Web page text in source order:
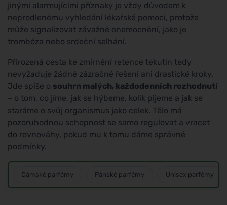
jinými alarmujícími příznaky je vždy důvodem k
neprodlenému vyhledání lékařské pomoci, protože
může signalizovat závažné onemocnění, jako je
trombóza nebo srdeční selhání.
Přirozená cesta ke zmírnění retence tekutin tedy
nevyžaduje žádné zázračné řešení ani drastické kroky.
Jde spíše o souhrn malých, každodenních rozhodnutí
– o tom, co jíme, jak se hýbeme, kolik pijeme a jak se
staráme o svůj organismus jako celek. Tělo má
pozoruhodnou schopnost se samo regulovat a vracet
do rovnováhy, pokud mu k tomu dáme správné
podmínky.
Dámské parfémy Pánské parfémy Unisex parfémy